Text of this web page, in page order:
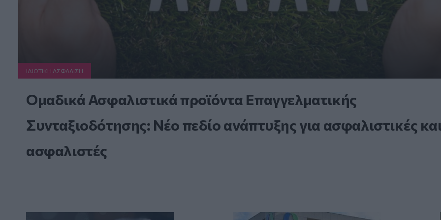
ΙΔΙΩΤΙΚΗ ΑΣΦAΛΙΣΗ
Ομαδικά Ασφαλιστικά προϊόντα Επαγγελματικής
Συνταξιοδότησης: Νέο πεδίο ανάπτυξης για ασφαλιστικές
ασφαλιστές